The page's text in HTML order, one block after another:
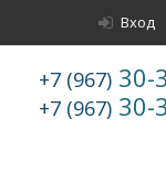
Вход
+7 (967) 30-
+7 (967) 30-